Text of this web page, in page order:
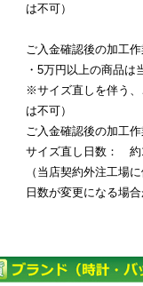
は不可）
ご入金確認後の加工作
・5万円以上の商品は
※サイズ直しを伴う
は不可）
ご入金確認後の加工
サイズ直し日数： 約
（当店契約外注工場
日数が変更になる場